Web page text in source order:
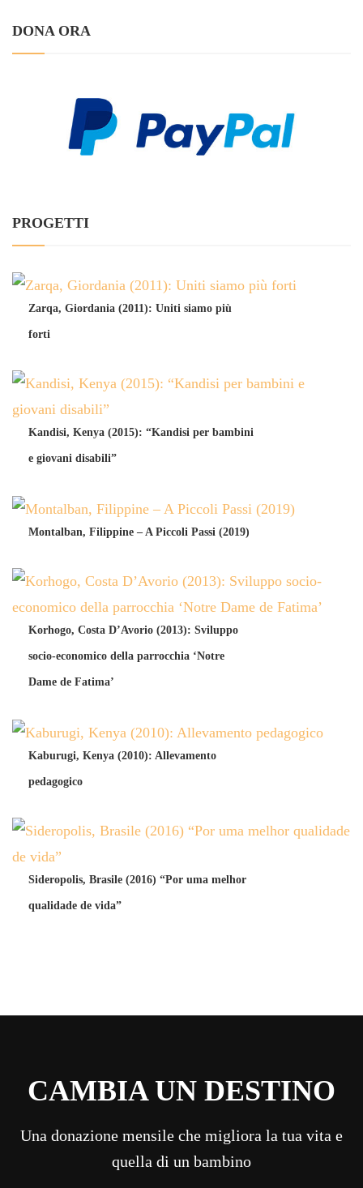
DONA ORA
PROGETTI
Zarqa, Giordania (2011): Uniti siamo più
forti
Kandisi, Kenya (2015): “Kandisi per bambini
e giovani disabili”
Montalban, Filippine – A Piccoli Passi (2019)
Korhogo, Costa D’Avorio (2013): Sviluppo
socio-economico della parrocchia ‘Notre
Dame de Fatima’
Kaburugi, Kenya (2010): Allevamento
pedagogico
Sideropolis, Brasile (2016) “Por uma melhor
qualidade de vida”
CAMBIA UN DESTINO
Una donazione mensile che migliora la tua vita e
quella di un bambino